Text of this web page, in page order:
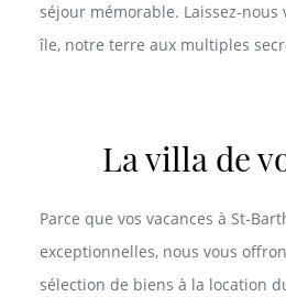
séjour mémorable. Laissez-
île, notre terre aux multiples
La villa de
Parce que vos vacances à
exceptionnelles, nous vous
sélection de biens à la location